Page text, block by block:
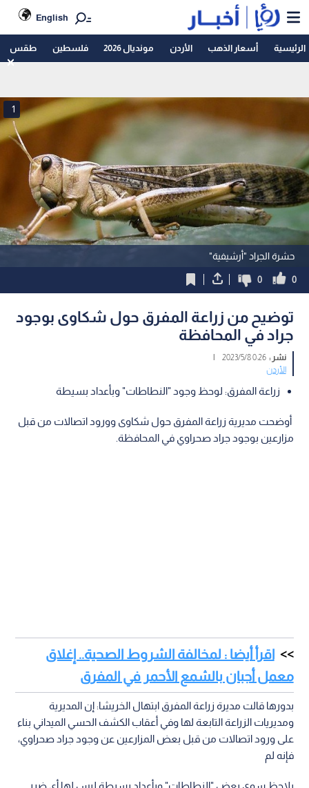
English
الرئيسية أسعار الذهب الأردن مونديال 2026 فلسطين طقس
حشرة الجراد "أرشيفية"
1
0
0
توضيح من زراعة المفرق حول شكاوى بوجود
جراد في المحافظة
نشر :0:26 2023/5/8
|
الأردن
زراعة المفرق: لوحظ وجود "النطاطات" وبأعداد بسيطة
أوضحت مديرية زراعة المفرق حول شكاوى وورود اتصالات من قبل
مزارعين بوجود جراد صحراوي في المحافظة.
اقرأ أيضا : لمخالفة الشروط الصحية.. إغلاق
معمل أجبان بالشمع الأحمر في المفرق
بدورها قالت مديرة زراعة المفرق ابتهال الخريشا: إن المديرية
ومديريات الزراعة التابعة لها وفي أعقاب الكشف الحسي الميداني بناء
على ورود اتصالات من قبل بعض المزارعين عن وجود جراد صحراوي،
فإنه لم
يلاحظ سوى بعض "النطاطات" وبأعداد بسيطة ليس لها أي ضرر